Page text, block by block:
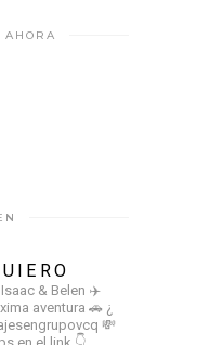
AHORA
& Belen ✈️
aventura 🚗 ¿
💸